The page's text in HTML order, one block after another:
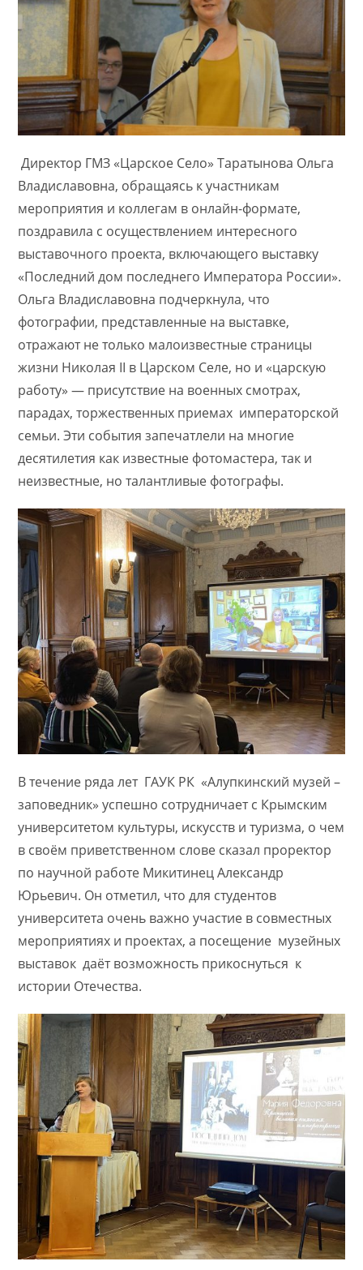
Директор ГМЗ «Царское Село» Таратынова Ольга
Владиславовна, обращаясь к участникам
мероприятия и коллегам в онлайн-формате,
поздравила с осуществлением интересного
выставочного проекта, включающего выставку
«Последний дом последнего Императора России».
Ольга Владиславовна подчеркнула, что
фотографии, представленные на выставке,
отражают не только малоизвестные страницы
жизни Николая II в Царском Селе, но и «царскую
работу» — присутствие на военных смотрах,
парадах, торжественных приемах императорской
семьи. Эти события запечатлели на многие
десятилетия как известные фотомастера, так и
неизвестные, но талантливые фотографы.
В течение ряда лет ГАУК РК «Алупкинский музей –
заповедник» успешно сотрудничает с Крымским
университетом культуры, искусств и туризма, о чем
в своём приветственном слове сказал проректор
по научной работе Микитинец Александр
Юрьевич. Он отметил, что для студентов
университета очень важно участие в совместных
мероприятиях и проектах, а посещение музейных
выставок даёт возможность прикоснуться к
истории Отечества.